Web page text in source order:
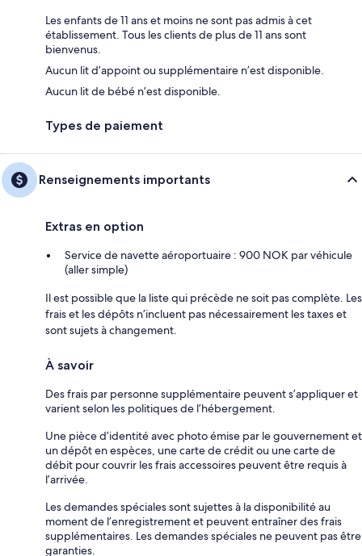
Les enfants de 11 ans et moins ne sont pas admis à cet
établissement. Tous les clients de plus de 11 ans sont
bienvenus.
Aucun lit d’appoint ou supplémentaire n’est disponible.
Aucun lit de bébé n’est disponible.
Types de paiement
Renseignements importants
Extras en option
Service de navette aéroportuaire : 900 NOK par véhicule
(aller simple)
Il est possible que la liste qui précède ne soit pas complète. Les
frais et les dépôts n’incluent pas nécessairement les taxes et
sont sujets à changement.
À savoir
Des frais par personne supplémentaire peuvent s’appliquer et
varient selon les politiques de l’hébergement.
Une pièce d’identité avec photo émise par le gouvernement et
un dépôt en espèces, une carte de crédit ou une carte de
débit pour couvrir les frais accessoires peuvent être requis à
l’arrivée.
Les demandes spéciales sont sujettes à la disponibilité au
moment de l’enregistrement et peuvent entraîner des frais
supplémentaires. Les demandes spéciales ne peuvent pas être
garanties.